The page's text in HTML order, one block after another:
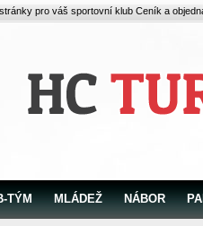
pro váš sportovní klub Ceník a
TÝM MLÁDEŽ NÁBOR